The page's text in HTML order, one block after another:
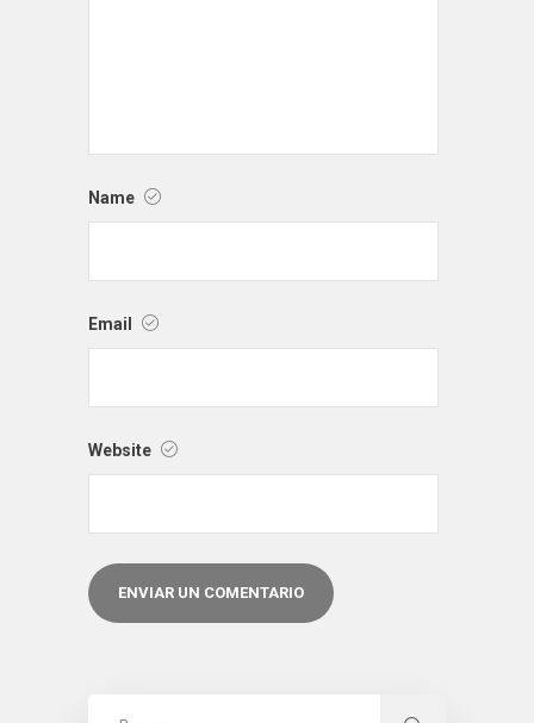
Name
Email
Website